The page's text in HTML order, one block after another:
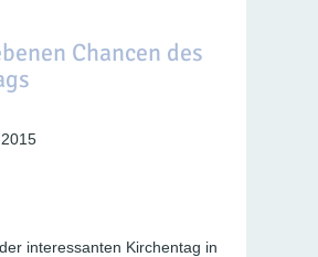
Chancen des
interessanten Kirchentag in